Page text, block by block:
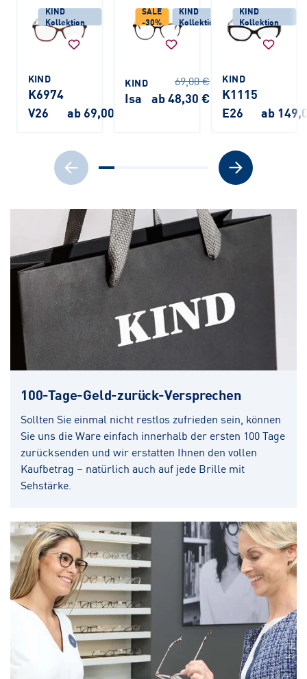
KIND
Kollektion
KIND
K6974
V26
ab 69,00 €
SALE
-30%
KIND
Kollektion
KIND
Isa
69,00 €
ab 48,30 €
KIND
Kollektion
KIND
K1115
E26
ab
100-Tage-Geld-zurück-Versprechen
Sollten Sie einmal nicht restlos zufrieden sein, können
Sie uns die Ware einfach innerhalb der ersten 100 Tage
zurücksenden und wir erstatten Ihnen den vollen
Kaufbetrag – natürlich auch auf jede Brille mit
Sehstärke.